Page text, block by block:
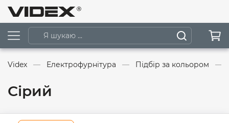
Videx Електрофурнітура Підбір за кольором
Сірий